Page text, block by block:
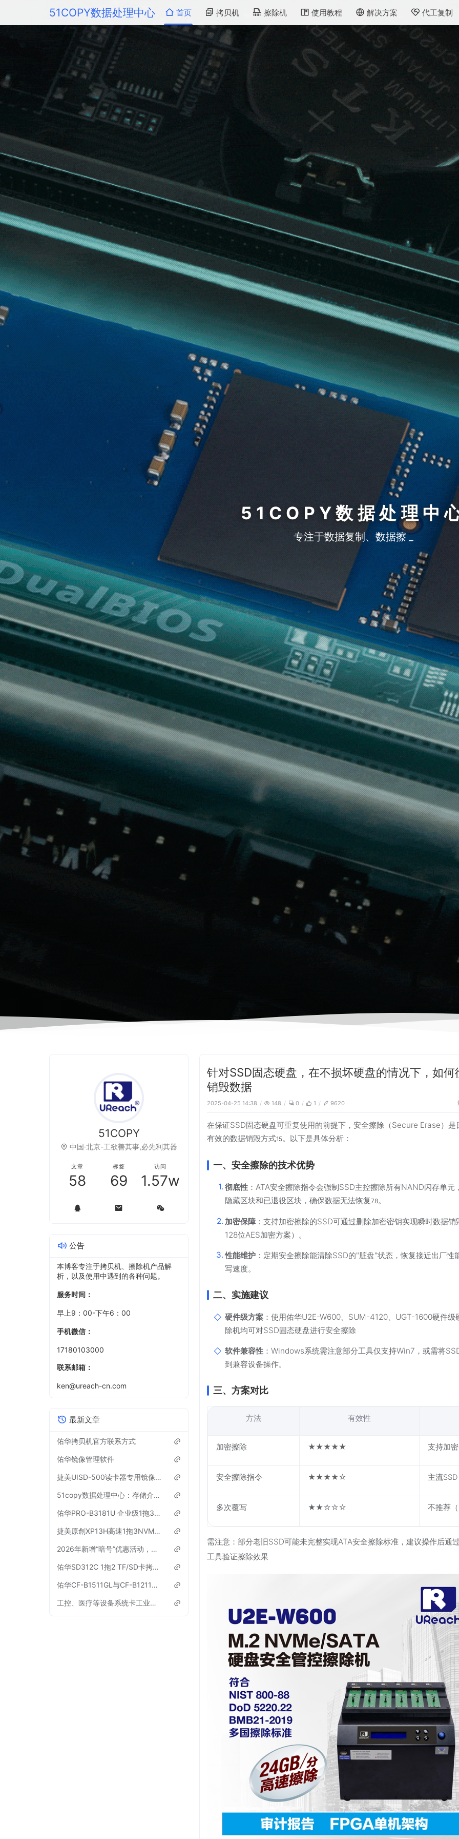
51COPY数据处理中心 首页 拷贝机 擦除机 使用教程 解决方案 代工复制
51COPY数据处理中
专注于
针对SSD固态硬盘，在不损坏硬盘的情况下，如何
销毁数据
2025-04-25 14:38 148 0 1 9620
在保证SSD固态硬盘可重复使用的前提下，安全擦除（Secure Erase）是
有效的数据销毁方式15。以下是具体分析：
一、安全擦除的技术优势
彻底性：ATA安全擦除指令会强制SSD主控擦除所有NAND闪存单元
隐藏区块和已退役区块，确保数据无法恢复78。
加密保障：支持加密擦除的SSD可通过删除加密密钥实现瞬时数据销
128位AES加密方案）。
性能维护：定期安全擦除能清除SSD的"脏盘"状态，恢复接近出厂性
写速度。
二、实施建议
硬件级方案：使用佑华U2E-W600、SUM-4120、UGT-1600硬件级
除机均可对SSD固态硬盘进行安全擦除
软件兼容性：Windows系统需注意部分工具仅支持Win7，或需将
到兼容设备操作。
三、方案对比
方法 有效性
加密擦除 ★★★★★ 支持加
安全擦除指令 ★★★★☆ 主流SSD
多次覆写 ★★☆☆☆ 不推荐
需注意：部分老旧SSD可能未完整实现ATA安全擦除标准，建议操作后通
工具验证擦除效果
51COPY
中国·北京-工欲善其事,必先利其器
文章
58
标签
69
访问
1.57w
公告
本博客专注于拷贝机、擦除机产品解
析，以及使用中遇到的各种问题。
服务时间：
早上9：00-下午6：00
手机微信：
17180103000
联系邮箱：
ken@ureach-cn.com
最新文章
佑华拷贝机官方联系方式
佑华镜像管理软件
捷美UISD-500读卡器专用镜像管理软件下载【活动已结束】
51copy数据处理中心：存储介质全周期解决方案专家
佑华PRO-B3181U 企业级1拖3硬盘拷贝机扇区级底层对拷机参数
捷美原創XP13H高速1拖3NVMe协议m.2硬盘拷贝机参数
2026年新增“暗号”优惠活动，隐藏优惠【进行中】
佑华SD312C 1拖2 TF/SD卡拷贝机SN序列号CID读取机介绍
佑华CF-B1511GL与CF-B1211GL拷贝机有什么区别？
工控、医疗等设备系统卡工业级CF卡SN序列号定制